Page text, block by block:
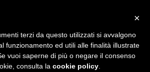
×
terzi da questo utilizzati si avvalgono
funzionamento ed utili alle finalità illustrate
vuoi saperne di più o negare il consenso
consulta la cookie policy